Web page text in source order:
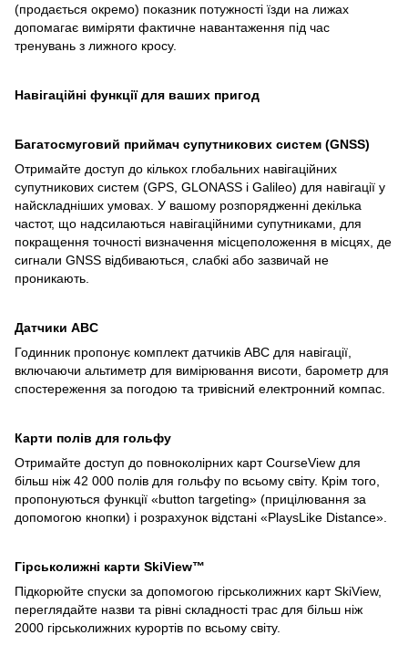
(продається окремо) показник потужності їзди на лижах
допомагає виміряти фактичне навантаження під час
тренувань з лижного кросу.
Навігаційні функції для ваших пригод
Багатосмуговий приймач супутникових систем (GNSS)
Отримайте доступ до кількох глобальних навігаційних
супутникових систем (GPS, GLONASS і Galileo) для навігації у
найскладніших умовах. У вашому розпорядженні декілька
частот, що надсилаються навігаційними супутниками, для
покращення точності визначення місцеположення в місцях, де
сигнали GNSS відбиваються, слабкі або зазвичай не
проникають.
Датчики ABC
Годинник пропонує комплект датчиків ABC для навігації,
включаючи альтиметр для вимірювання висоти, барометр для
спостереження за погодою та тривісний електронний компас.
Карти полів для гольфу
Отримайте доступ до повноколірних карт CourseView для
більш ніж 42 000 полів для гольфу по всьому світу. Крім того,
пропонуються функції «button targeting» (прицілювання за
допомогою кнопки) і розрахунок відстані «PlaysLike Distance».
Гірськолижні карти SkiView™
Підкорюйте спуски за допомогою гірськолижних карт SkiView,
переглядайте назви та рівні складності трас для більш ніж
2000 гірськолижних курортів по всьому світу.